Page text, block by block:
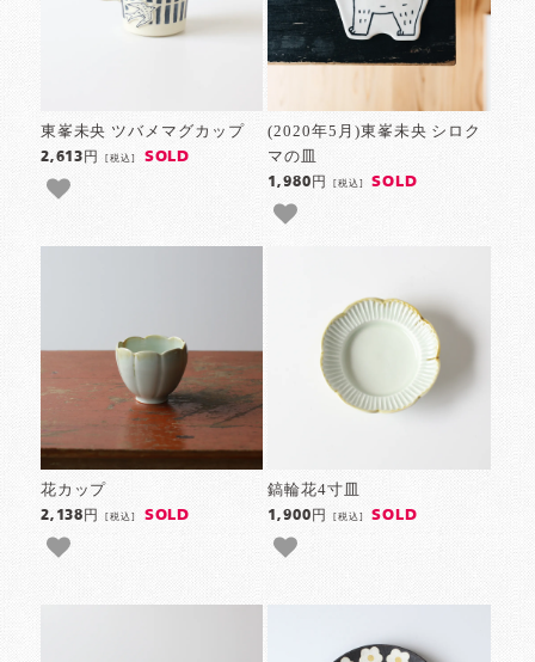
東峯未央 ツバメマグカップ
2,613円[税込] SOLD
(2020年5月)東峯未央 シロク
マの皿
1,980円 [税込] SOLD
花カップ
2,138円[税込] SOLD
鎬輪花4寸皿
1,900円 [税込] SOLD